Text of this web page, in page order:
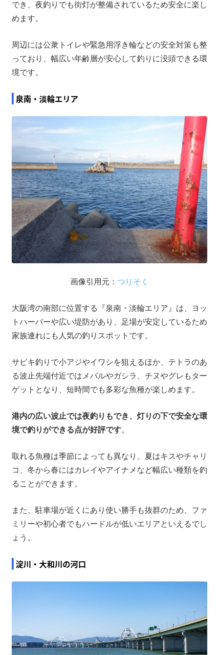
でき、夜釣りでも街灯が整備されているため安全に楽し
めます。
周辺には公衆トイレや緊急用浮き輪などの安全対策も整
っており、幅広い年齢層が安心して釣りに没頭できる環
境です。
泉南・淡輪エリア
画像引用元： つりそく
大阪湾の南部に位置する『泉南・淡輪エリア』は、ヨッ
トハーバーや広い堤防があり、足場が安定しているため
家族連れにも人気の釣りスポットです。
サビキ釣りで小アジやイワシを狙えるほか、テトラのあ
る波止先端付近ではメバルやガシラ、チヌやグレもター
ゲットとなり、短時間でも多彩な魚種が楽しめます。
港内の広い波止では夜釣りもでき、灯りの下で安全な環
境で釣りができる点が好評です。
取れる魚種は季節によっても異なり、夏はキスやチャリ
コ、冬から春にはカレイやアイナメなど幅広い種類を釣
ることができます。
また、駐車場が近くにあり使い勝手も抜群のため、ファ
ミリーや初心者でもハードルが低いエリアといえるでし
ょう。
淀川・大和川の河口